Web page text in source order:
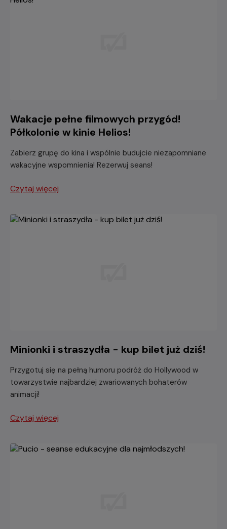
Wakacje pełne filmowych przygód!
Półkolonie w kinie Helios!
Zabierz grupę do kina i wspólnie budujcie niezapomniane
wakacyjne wspomnienia! Rezerwuj seans!
Czytaj więcej
Minionki i straszydła - kup bilet już dziś!
Przygotuj się na pełną humoru podróż do Hollywood w
towarzystwie najbardziej zwariowanych bohaterów
animacji!
Czytaj więcej